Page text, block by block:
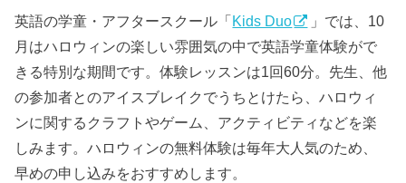
英語の学童・アフタースクール「Kids Duo
」では、10
月はハロウィンの楽しい雰囲気の中で英語学童体験がで
きる特別な期間です。体験レッスンは1回60分。先生、他
の参加者とのアイスブレイクでうちとけたら、ハロウィ
ンに関するクラフトやゲーム、アクティビティなどを楽
しみます。ハロウィンの無料体験は毎年大人気のため、
早めの申し込みをおすすめします。